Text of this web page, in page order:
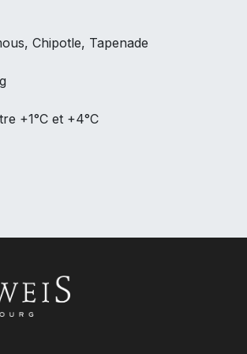
Chipotle, Tapenade
+1°C et +4°C